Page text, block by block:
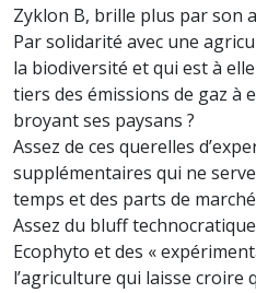
Zyklon B, brille plus par son
Par solidarité avec une
la biodiversité et qui est à
tiers des émissions de gaz à
broyant ses paysans ?
Assez de ces querelles
supplémentaires qui ne
temps et des parts de
Assez du bluff
Ecophyto et des «
l’agriculture qui laisse croire